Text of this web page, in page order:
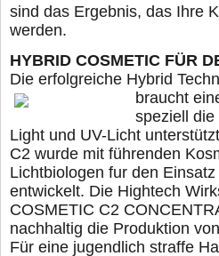
sind das Ergebnis, das Ihre
werden.
HYBRID COSMETIC FÜR
Die erfolgreiche Hybrid
braucht
speziell
Light und UV-Licht
C2 wurde mit führenden
Lichtbiologen fur den
entwickelt. Die Hightech
COSMETIC C2
nachhaltig die Produktion
Für eine jugendlich straffe